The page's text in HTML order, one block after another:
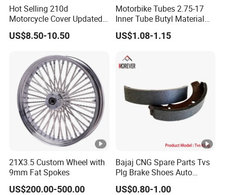
Hot Selling 210d
Motorcycle Cover Updated
Silver Coating Waterproof
Sun Dust Protection
US$8.50-10.50
Motorbike Tubes 2.75-17
Inner Tube Butyl Material
Tr4 Valve 77mm
Width/Basic Customization
Customization
US$1.08-1.15
21X3.5 Custom Wheel with
9mm Fat Spokes
US$200.00-500.00
Bajaj CNG Spare Parts Tvs
Plg Brake Shoes Auto
Rickshaw Motorcycle Parts
US$0.80-1.00